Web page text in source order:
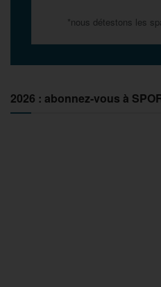
*nous détestons les
2026 : abonnez-vous à